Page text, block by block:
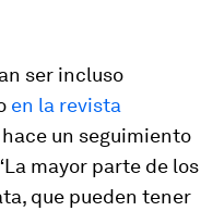
ser incluso
en la revista
hace un seguimiento
mayor parte de los
que pueden tener